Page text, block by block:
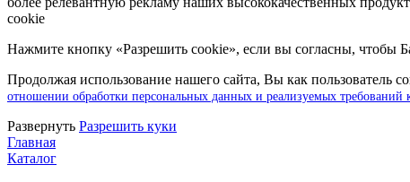
cookie
Нажмите кнопку «Разрешить cookie», если вы согласны, чтобы
Продолжая использование нашего сайта, Вы как пользователь
отношении обработки персональных данных и реализуемых требований
Pазвернуть Разрешить куки
Главная
Каталог